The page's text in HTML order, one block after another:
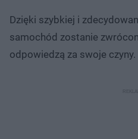
Dzięki szybkiej i
samochód zostanie
odpowiedzą za swoje czyny.